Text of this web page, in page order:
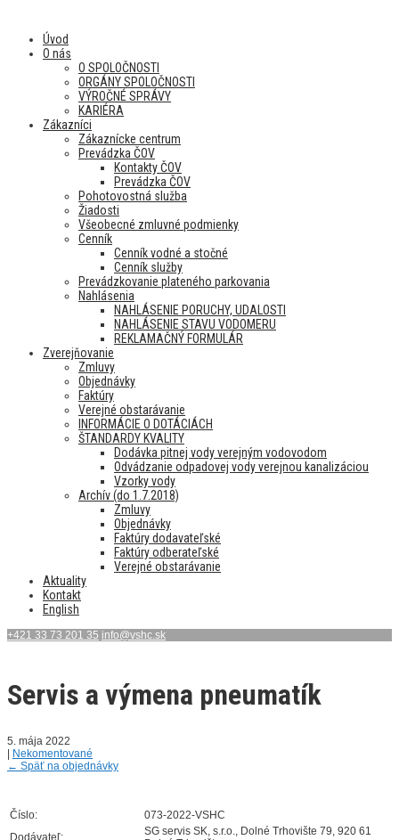
Úvod
O nás
O SPOLOČNOSTI
ORGÁNY SPOLOČNOSTI
VÝROČNÉ SPRÁVY
KARIÉRA
Zákazníci
Zákaznícke centrum
Prevádzka ČOV
Kontakty ČOV
Prevádzka ČOV
Pohotovostná služba
Žiadosti
Všeobecné zmluvné podmienky
Cenník
Cenník vodné a stočné
Cenník služby
Prevádzkovanie plateného parkovania
Nahlásenia
NAHLÁSENIE PORUCHY, UDALOSTI
NAHLÁSENIE STAVU VODOMERU
REKLAMAČNÝ FORMULÁR
Zverejňovanie
Zmluvy
Objednávky
Faktúry
Verejné obstarávanie
INFORMÁCIE O DOTÁCIÁCH
ŠTANDARDY KVALITY
Dodávka pitnej vody verejným vodovodom
Odvádzanie odpadovej vody verejnou kanalizáciou
Vzorky vody
Archív (do 1.7.2018)
Zmluvy
Objednávky
Faktúry dodavateľské
Faktúry odberateľské
Verejné obstarávanie
Aktuality
Kontakt
English
+421 33 73 201 35 info@vshc.sk
Servis a výmena pneumatík
5. mája 2022
Nekomentované
← Späť na objednávky
Číslo:
073-2022-VSHC
Dodávateľ:
SG servis SK, s.r.o., Dolné Trhovište 79, 920 61